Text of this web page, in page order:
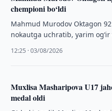
chempioni bo‘ldi
Mahmud Murodov Oktagon
nokautga uchratib, yarim
12:25 · 03/08/2026
Muxlisa Masharipova U17
medal oldi